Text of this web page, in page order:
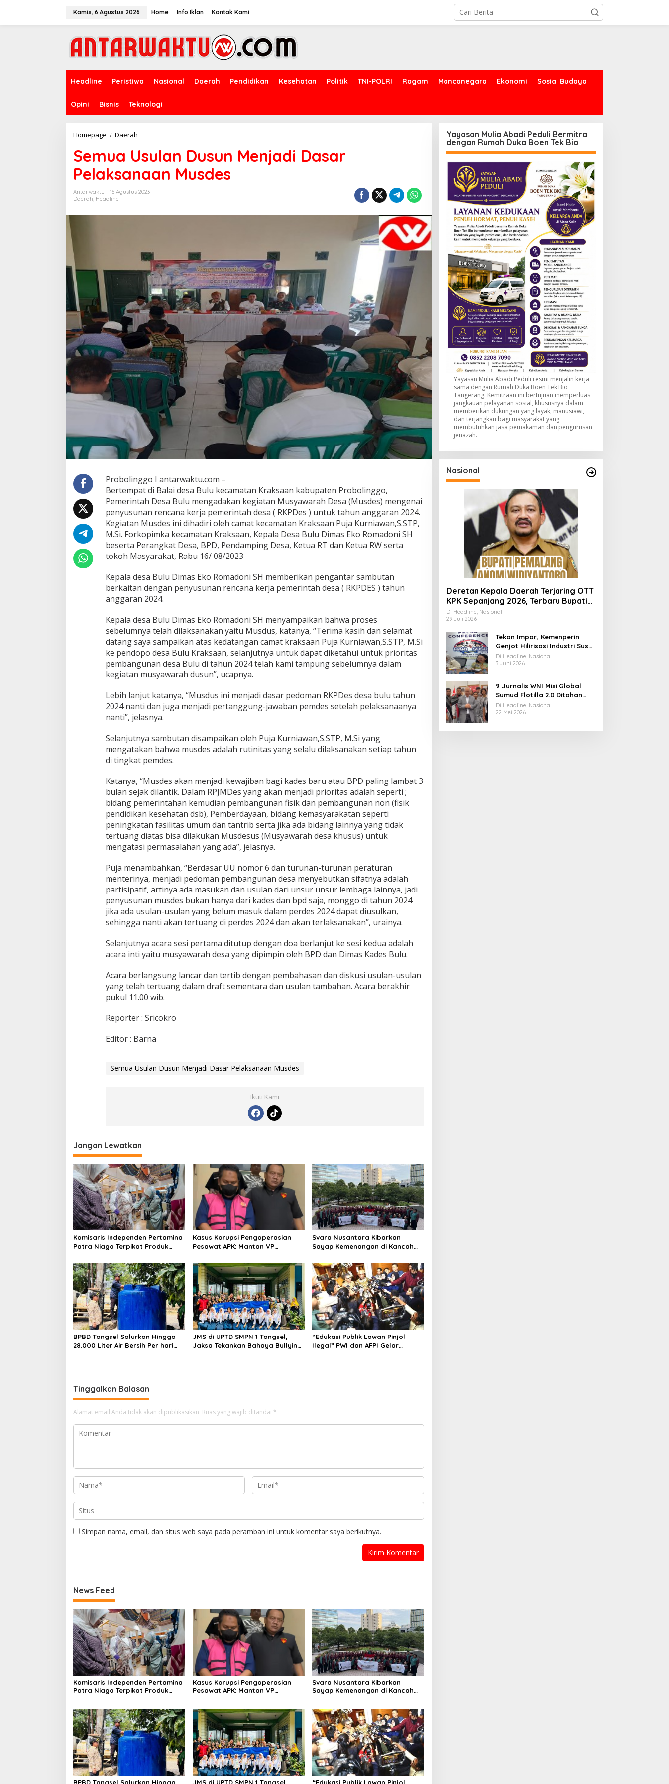
Kamis, 6 Agustus 2026 Home Info Iklan Kontak Kami
Headline Peristiwa Nasional Daerah Pendidikan Kesehatan Politik TNI-POLRI Ragam Mancanegara Ekonomi Sosial Budaya
Opini Bisnis Teknologi
Homepage / Daerah
Dusun
Menjadi
Dasar
Pelaksanaan
Musdes
Semua Usulan Dusun Menjadi Dasar
Pelaksanaan Musdes
Antarwaktu
16 Agustus 2023
Daerah, Headline
Probolinggo I antarwaktu.com –
Bertempat di Balai desa Bulu kecamatan Kraksaan kabupaten Probolinggo,
Pemerintah Desa Bulu mengadakan kegiatan Musyawarah Desa (Musdes) mengenai
penyusunan rencana kerja pemerintah desa ( RKPDes ) untuk tahun anggaran 2024.
Kegiatan Musdes ini dihadiri oleh camat kecamatan Kraksaan Puja Kurniawan,S.STP,
M.Si. Forkopimka kecamatan Kraksaan, Kepala Desa Bulu Dimas Eko Romadoni SH
beserta Perangkat Desa, BPD, Pendamping Desa, Ketua RT dan Ketua RW serta
tokoh Masyarakat, Rabu 16/ 08/2023
Kepala desa Bulu Dimas Eko Romadoni SH memberikan pengantar sambutan
berkaitan dengan penyusunan rencana kerja pemerintah desa ( RKPDES ) tahun
anggaran 2024.
Kepala desa Bulu Dimas Eko Romadoni SH menyampaikan bahwa proses
sebelumnya telah dilaksanakan yaitu Musdus, katanya, “Terima kasih dan selamat
datang saya sampaikan atas kedatangan camat kraksaan Puja Kurniawan,S.STP, M.Si
ke pendopo desa Bulu Kraksaan, selanjutnya untuk dapat diketahui untuk prioritas
pembangunan desa Bulu di tahun 2024 telah kami tampung sebelumnya dalam
kegiatan musyawarah dusun”, ucapnya.
Lebih lanjut katanya, “Musdus ini menjadi dasar pedoman RKPDes desa bulu tahun
2024 nanti dan juga menjadi pertanggung-jawaban pemdes setelah pelaksanaanya
nanti”, jelasnya.
Selanjutnya sambutan disampaikan oleh Puja Kurniawan,S.STP, M.Si yang
mengatakan bahwa musdes adalah rutinitas yang selalu dilaksanakan setiap tahun
di tingkat pemdes.
Katanya, “Musdes akan menjadi kewajiban bagi kades baru atau BPD paling lambat 3
bulan sejak dilantik. Dalam RPJMDes yang akan menjadi prioritas adalah seperti ;
bidang pemerintahan kemudian pembangunan fisik dan pembangunan non (fisik
pendidikan kesehatan dsb), Pemberdayaan, bidang kemasyarakatan seperti
peningkatan fasilitas umum dan tantrib serta jika ada bidang lainnya yang tidak
tertuang diatas bisa dilakukan Musdesus (Musyawarah desa khusus) untuk
mengatasi permasalahan yang ada”, jelasnya.
Puja menambahkan, “Berdasar UU nomor 6 dan turunan-turunan peraturan
menterinya, menjadi pedoman pembangunan desa menyebutkan sifatnya adalah
partisipatif, artinya ada masukan dan usulan dari unsur unsur lembaga lainnya, jadi
penyusunan musdes bukan hanya dari kades dan bpd saja, monggo di tahun 2024
jika ada usulan-usulan yang belum masuk dalam perdes 2024 dapat diusulkan,
sehingga nanti akan tertuang di perdes 2024 dan akan terlaksanakan”, urainya.
Selanjutnya acara sesi pertama ditutup dengan doa berlanjut ke sesi kedua adalah
acara inti yaitu musyawarah desa yang dipimpin oleh BPD dan Dimas Kades Bulu.
Acara berlangsung lancar dan tertib dengan pembahasan dan diskusi usulan-usulan
yang telah tertuang dalam draft sementara dan usulan tambahan. Acara berakhir
pukul 11.00 wib.
Reporter : Sricokro
Editor : Barna
Semua Usulan Dusun Menjadi Dasar Pelaksanaan Musdes
Ikuti Kami
Jangan Lewatkan
Komisaris Independen Pertamina
Patra Niaga Terpikat Produk
Sentuhan Kemanusiaan dan
Keberlanjutan
Kasus Korupsi Pengoperasian
Pesawat APK: Mantan VP
Ditetapkan Tersangka
Svara Nusantara Kibarkan
Sayap Kemenangan di Kancah
BPBD Tangsel Salurkan Hingga
28.000 Liter Air Bersih Per hari
JMS di UPTD SMPN 1 Tangsel,
Jaksa Tekankan Bahaya Bullying
“Edukasi Publik Lawan Pinjol
Ilegal” PWI dan AFPI Gelar
Tinggalkan Balasan
Alamat email Anda tidak akan dipublikasikan. Ruas yang wajib ditandai *
Simpan nama, email, dan situs web saya pada peramban ini untuk komentar saya berikutnya.
News Feed
Komisaris Independen Pertamina
Patra Niaga Terpikat Produk
Keberlanjutan
Kasus Korupsi Pengoperasian
Pesawat APK: Mantan VP
Svara Nusantara Kibarkan
Sayap Kemenangan di Kancah
BPBD Tangsel Salurkan Hingga JMS di UPTD SMPN 1 Tangsel, “Edukasi Publik Lawan Pinjol
Yayasan Mulia Abadi Peduli Bermitra
dengan Rumah Duka Boen Tek Bio
Yayasan Mulia Abadi Peduli resmi menjalin kerja
sama dengan Rumah Duka Boen Tek Bio
Tangerang. Kemitraan ini bertujuan memperluas
jangkauan pelayanan sosial, khususnya dalam
memberikan dukungan yang layak, manusiawi,
dan terjangkau bagi masyarakat yang
membutuhkan jasa pemakaman dan pengurusan
jenazah.
Nasional
Deretan Kepala Daerah Terjaring OTT
KPK Sepanjang 2026, Terbaru Bupati
Pemalang Anom Widiyantoro
Di Headline, Nasional
29 Juli 2026
Tekan Impor, Kemenperin
Genjot Hilirisasi Industri Susu
Lewat Momen Hari Susu
Nusantara 2026
Di Headline, Nasional
3 Juni 2026
9 Jurnalis WNI Misi Global
Sumud Flotilla 2.0 Ditahan
Militer Israel, Kini Dibebaskan
dan Dievakuasi ke Istanbul
Di Headline, Nasional
22 Mei 2026